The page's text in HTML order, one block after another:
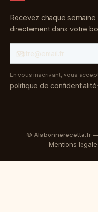
Recevez chaque
directement dans votre
En vous inscrivant, vous
politique de confidentialité.
© Alabonnerecette.fr
Mentions